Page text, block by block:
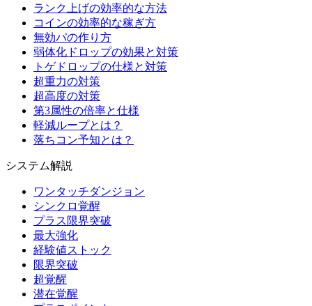
ランク上げの効率的な方法
コインの効率的な稼ぎ方
無効パの作り方
弱体化ドロップの効果と対策
トゲドロップの仕様と対策
超重力の対策
超高度の対策
第3属性の倍率と仕様
軽減ループとは？
落ちコン予知とは？
システム解説
ワンタッチダンジョン
シンクロ覚醒
プラス限界突破
最大強化
経験値ストック
限界突破
超覚醒
潜在覚醒